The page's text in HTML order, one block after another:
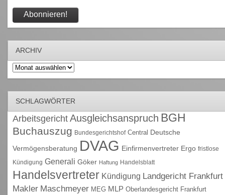
ARCHIV
Archiv
SCHLAGWÖRTER
Arbeitsgericht Ausgleichsanspruch BGH
Buchauszug Bundesgerichtshof Central Deutsche
Vermögensberatung DVAG Einfirmenvertreter Ergo fristlose
Kündigung Generali Göker Haftung Handelsblatt
Handelsvertreter Kündigung Landgericht Frankfurt
Makler Maschmeyer MEG MLP Oberlandesgericht Frankfurt